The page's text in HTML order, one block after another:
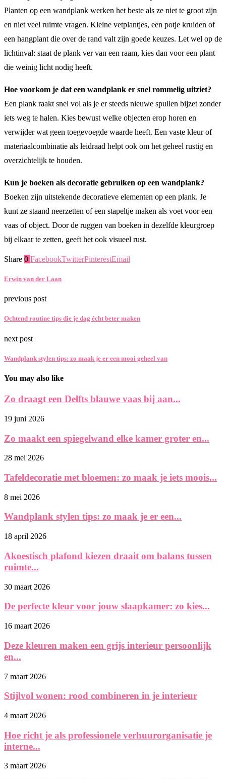
Planten op een wandplank werken het beste als ze niet te groot zijn
en niet veel ruimte vragen. Kleine vetplantjes, een potje kruiden of
een hangplant die over de rand valt zijn goede keuzes. Let wel op de
lichtinval: staat de plank ver van een raam, kies dan voor een plant
die weinig licht nodig heeft.
Hoe voorkom je dat een wandplank er snel rommelig uitziet?
Een plank raakt snel vol als je er steeds nieuwe spullen bijzet zonder
iets weg te halen. Kies bewust welke objecten erop horen en
verwijder wat geen toegevoegde waarde heeft. Een vaste kleur of
materiaalcombinatie als leidraad helpt ook om het geheel rustig en
overzichtelijk te houden.
Kun je boeken als decoratie gebruiken op een wandplank?
Boeken zijn uitstekende decoratieve elementen op een plank. Je
kunt ze staand neerzetten of een stapeltje maken als voet voor een
vaas of object. Door de ruggen van boeken in dezelfde kleurgroep
bij elkaar te zetten, geeft het ook visueel rust.
Share 0 FacebookTwitterPinterestEmail
Erwin van der Laan
previous post
Ochtend routine tips die je dag écht beter maken
next post
Wandplank stylen tips: zo maak je er een mooi geheel van
You may also like
Zo draagt een Delfts blauwe vaas bij aan...
19 juni 2026
Zo maakt een spiegelwand elke kamer groter en...
28 mei 2026
Tafeldecoratie met bloemen: zo maak je iets moois...
8 mei 2026
Wandplank stylen tips: zo maak je er een...
18 april 2026
Akoestisch plafond kiezen draait om balans tussen
ruimte...
30 maart 2026
De perfecte kleur voor jouw slaapkamer: zo kies...
16 maart 2026
Deze kleuren maken een grijs interieur persoonlijk
en...
7 maart 2026
Stijlvol wonen: rood combineren in je interieur
4 maart 2026
Hoe richt je als professionele verhuurorganisatie je
interne...
3 maart 2026